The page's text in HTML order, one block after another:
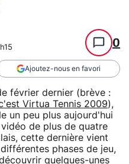
0
Ajoutez-nous en favori
février dernier (brève :
Virtua Tennis 2009),
un peu plus aujourd'hui
de plus de quatre
cette dernière vient
phases de jeu,
quelques-unes